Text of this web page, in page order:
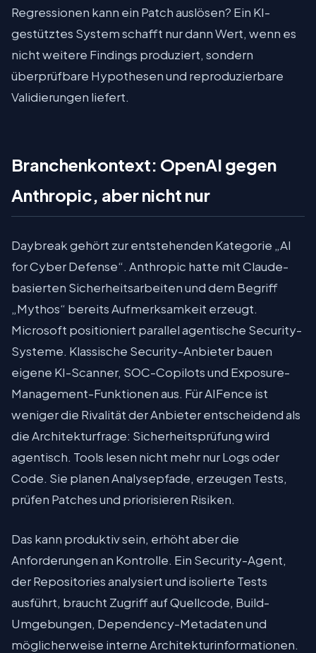
Regressionen kann ein Patch auslösen? Ein KI-
gestütztes System schafft nur dann Wert, wenn es
nicht weitere Findings produziert, sondern
überprüfbare Hypothesen und reproduzierbare
Validierungen liefert.
Branchenkontext: OpenAI gegen
Anthropic, aber nicht nur
Daybreak gehört zur entstehenden Kategorie „AI
for Cyber Defense“. Anthropic hatte mit Claude-
basierten Sicherheitsarbeiten und dem Begriff
„Mythos“ bereits Aufmerksamkeit erzeugt.
Microsoft positioniert parallel agentische Security-
Systeme. Klassische Security-Anbieter bauen
eigene KI-Scanner, SOC-Copilots und Exposure-
Management-Funktionen aus. Für AIFence ist
weniger die Rivalität der Anbieter entscheidend als
die Architekturfrage: Sicherheitsprüfung wird
agentisch. Tools lesen nicht mehr nur Logs oder
Code. Sie planen Analysepfade, erzeugen Tests,
prüfen Patches und priorisieren Risiken.
Das kann produktiv sein, erhöht aber die
Anforderungen an Kontrolle. Ein Security-Agent,
der Repositories analysiert und isolierte Tests
ausführt, braucht Zugriff auf Quellcode, Build-
Umgebungen, Dependency-Metadaten und
möglicherweise interne Architekturinformationen.